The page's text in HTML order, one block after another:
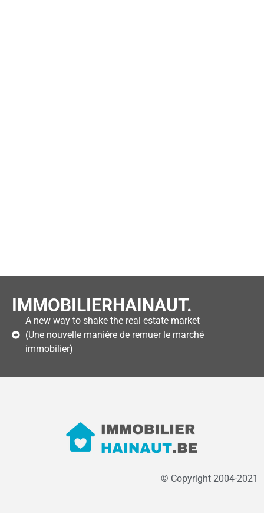
IMMOBILIERHAINAUT.
A new way to shake the real estate market
(Une nouvelle manière de remuer le marché
immobilier)
© Copyright 2004-2021